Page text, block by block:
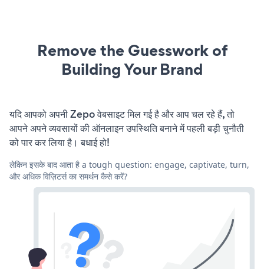
Remove the Guesswork of
Building Your Brand
यदि आपको अपनी Zepo वेबसाइट मिल गई है और आप चल रहे हैं, तो
आपने अपने व्यवसायों की ऑनलाइन उपस्थिति बनाने में पहली बड़ी चुनौती
को पार कर लिया है। बधाई हो!
लेकिन इसके बाद आता है a tough question: engage, captivate, turn,
और अधिक विज़िटर्स का समर्थन कैसे करें?